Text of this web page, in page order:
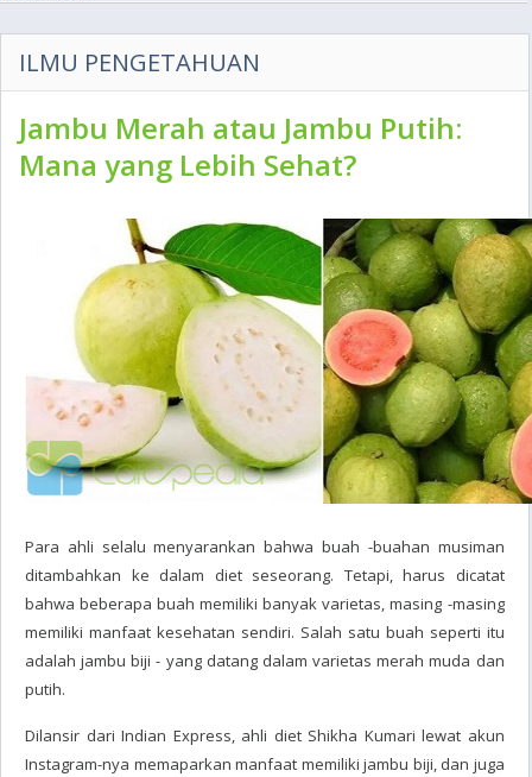
ILMU PENGETAHUAN
Jambu Merah atau Jambu Putih:
Mana yang Lebih Sehat?
Para ahli selalu menyarankan bahwa buah -buahan musiman
ditambahkan ke dalam diet seseorang. Tetapi, harus dicatat
bahwa beberapa buah memiliki banyak varietas, masing -masing
memiliki manfaat kesehatan sendiri. Salah satu buah seperti itu
adalah jambu biji - yang datang dalam varietas merah muda dan
putih.
Dilansir dari Indian Express, ahli diet Shikha Kumari lewat akun
Instagram-nya memaparkan manfaat memiliki jambu biji, dan juga